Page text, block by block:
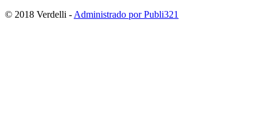
© 2018 Verdelli - Administrado por Publi321